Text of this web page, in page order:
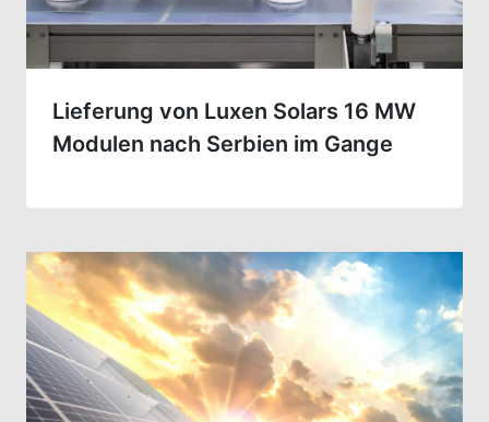
Lieferung von Luxen Solars 16 MW
Modulen nach Serbien im Gange